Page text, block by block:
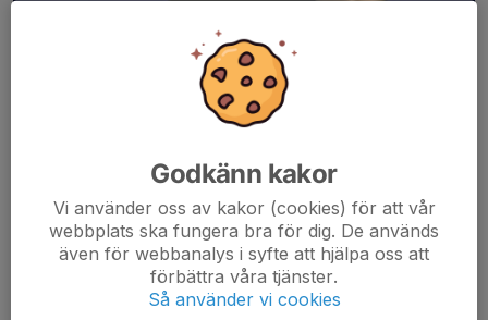
Här hamnar automatiskt de senaste nyheterna på hemsidan. För
att kunna börja administrera hemsidan loggar du in högst upp till
höger.
Godkänn kakor
Vi använder oss av kakor (cookies) för att vår
webbplats ska fungera bra för dig. De används
även för webbanalys i syfte att hjälpa oss att
förbättra våra tjänster.
Så använder vi cookies